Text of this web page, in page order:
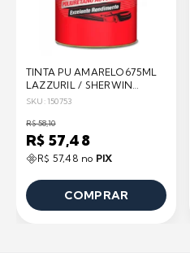
TINTA PU AMARELO 675ML
LAZZURIL / SHERWIN
WILLIAMS
SKU: 150753
R$ 58,10
R$ 57,48
R$ 57,48 no PIX
COMPRAR